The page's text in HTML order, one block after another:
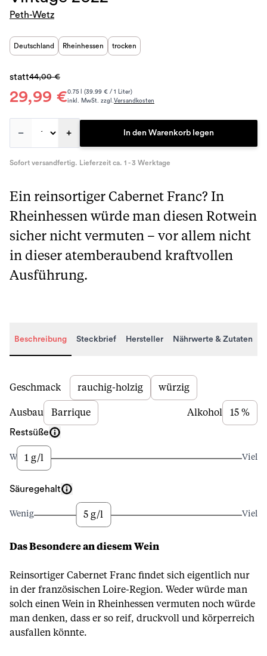
Peth-Wetz
Deutschland Rheinhessen trocken
29,99 €
statt44,00 €
0.75 l (39.99 € / 1 Liter)
inkl. MwSt. zzgl.Versandkosten
– + In den Warenkorb legen
Sofort versandfertig. Lieferzeit ca. 1 - 3 Werktage
Ein reinsortiger Cabernet Franc? In
Rheinhessen würde man diesen Rotwein
sicher nicht vermuten – vor allem nicht
in dieser atemberaubend kraftvollen
Ausführung.
Beschreibung Steckbrief Hersteller Nährwerte & Zutaten
Beschreibung
Geschmack rauchig-holzig würzig
Ausbau Barrique Alkohol 15 %
Restsüße
Wenig1 g/l Viel
Säuregehalt
Wenig 5 g/l Viel
Das Besondere an diesem Wein
Reinsortiger Cabernet Franc findet sich eigentlich nur
in der französischen Loire-Region. Weder würde man
solch einen Wein in Rheinhessen vermuten noch würde
man denken, dass er so reif, druckvoll und körperreich
ausfallen könnte.